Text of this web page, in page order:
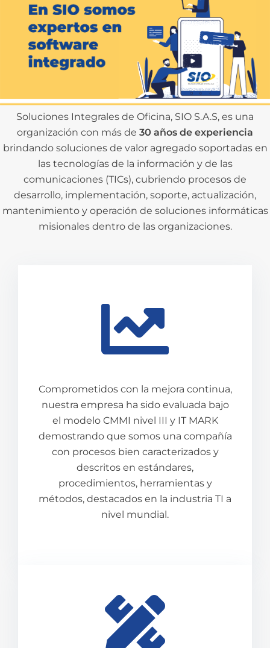
Soluciones Integrales de Oficina, SIO S.A.S, es una
organización con más de 30 años de experiencia
brindando soluciones de valor agregado soportadas en
las tecnologías de la información y de las
comunicaciones (TICs), cubriendo procesos de
desarrollo, implementación, soporte, actualización,
mantenimiento y operación de soluciones informáticas
misionales dentro de las organizaciones.
Comprometidos con la mejora continua,
nuestra empresa ha sido evaluada bajo
el modelo CMMI nivel III y IT MARK
demostrando que somos una compañía
con procesos bien caracterizados y
descritos en estándares,
procedimientos, herramientas y
métodos, destacados en la industria TI a
nivel mundial.